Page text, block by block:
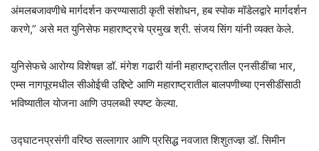
अंमलबजावणीचे मार्गदर्शन करण्यासाठी कृती संशोधन, हब स्पोक मॉडेलद्वारे मार्गदर्शन
करणे,” असे मत युनिसेफ महाराष्ट्रचे प्रमुख श्री. संजय सिंग यांनी व्यक्त केले.
युनिसेफचे आरोग्य विशेषज्ञ डॉ. मंगेश गढारी यांनी महाराष्ट्रातील एनसीडींचा भार,
एम्स नागपूरमधील सीओईची उद्दिष्टे आणि महाराष्ट्रातील बालपणीच्या एनसीडींसाठी
भविष्यातील योजना आणि उपलब्धी स्पष्ट केल्या.
उद्घाटनप्रसंगी वरिष्ठ सल्लागार आणि प्रसिद्ध नवजात शिशुतज्ज्ञ डॉ. सिमीन